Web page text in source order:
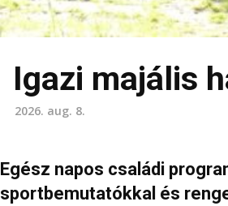
Igazi majális
2026. aug. 8.
Egész napos családi
sportbemutatókkal és